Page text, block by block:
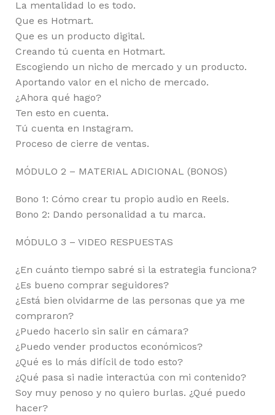
La mentalidad lo es todo.
Que es Hotmart.
Que es un producto digital.
Creando tú cuenta en Hotmart.
Escogiendo un nicho de mercado y un producto.
Aportando valor en el nicho de mercado.
¿Ahora qué hago?
Ten esto en cuenta.
Tú cuenta en Instagram.
Proceso de cierre de ventas.
MÓDULO 2 – MATERIAL ADICIONAL (BONOS)
Bono 1: Cómo crear tu propio audio en Reels.
Bono 2: Dando personalidad a tu marca.
MÓDULO 3 – VIDEO RESPUESTAS
¿En cuánto tiempo sabré si la estrategia funciona?
¿Es bueno comprar seguidores?
¿Está bien olvidarme de las personas que ya me
compraron?
¿Puedo hacerlo sin salir en cámara?
¿Puedo vender productos económicos?
¿Qué es lo más difícil de todo esto?
¿Qué pasa si nadie interactúa con mi contenido?
Soy muy penoso y no quiero burlas. ¿Qué puedo
hacer?